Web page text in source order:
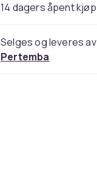
14 dagers åpent kjøp
Selges og leveres av
Pertemba